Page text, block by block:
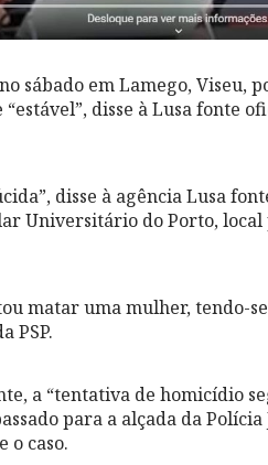
sábado em Lamego, Viseu,
“estável”, disse à Lusa fonte
disse à agência Lusa
Universitário do Porto,
matar uma mulher, tendo-
PSP.
a “tentativa de homicídio
para a alçada da
o caso.